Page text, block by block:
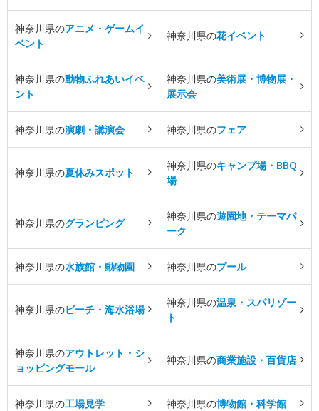
神奈川県のアニメ・ゲームイ
ベント
神奈川県の花イベント
神奈川県の動物ふれあいイベ
ント
神奈川県の美術展・博物展・
展示会
神奈川県の演劇・講演会 神奈川県のフェア
神奈川県の夏休みスポット
神奈川県のキャンプ場・BBQ
場
神奈川県のグランピング
神奈川県の遊園地・テーマパ
ーク
神奈川県の水族館・動物園 神奈川県のプール
神奈川県のビーチ・海水浴場
神奈川県の温泉・スパリゾー
ト
神奈川県のアウトレット・シ
ョッピングモール
神奈川県の商業施設・百貨店
神奈川県の工場見学 神奈川県の博物館・科学館